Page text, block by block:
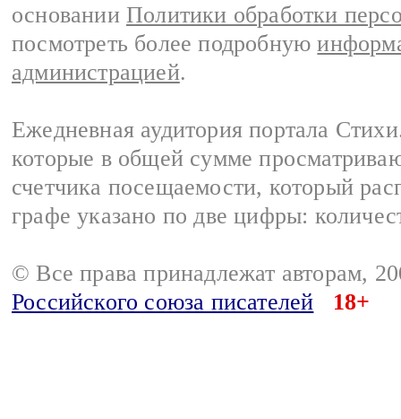
основании Политики обработки
посмотреть более подробную
администрацией.
Ежедневная аудитория портала
которые в общей сумме
счетчика посещаемости, который
графе указано по две цифры:
© Все права принадлежат авторам,
Российского союза писателей
18+